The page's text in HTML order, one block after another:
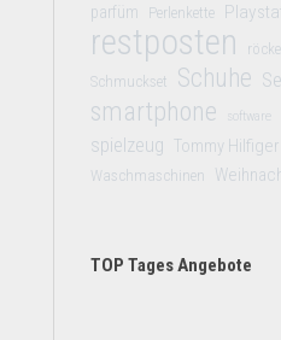
parfüm
Perlenkette
restposten röcke
Schmuckset Schuhe
smartphone software
spielzeug Tommy Hilfiger
Waschmaschinen
TOP Tages Angebote